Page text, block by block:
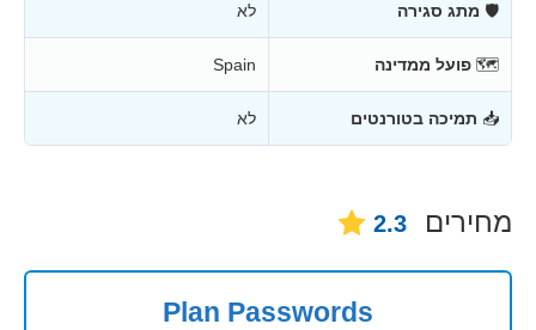
🛡 מתג סגירה לא
🗺 פועל ממדינה Spain
📥 תמיכה בטורנטים לא
מחירים 2.3
Plan Passwords